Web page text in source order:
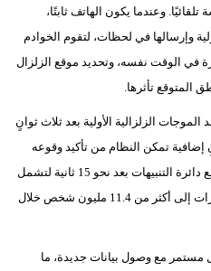
وعندما يكون الهاتف ثابتًا،
وإرسالها في لحظات، لتقوم الخوادم
في الوقت نفسه، وتحديد موقع الزلزال
المتوقع تأثرها.
الزلزالية الأولية بعد ثلاث ثوانٍ
تمكن النظام من تأكيد وقوعه
وإرسال أولى التحذيرات، قبل أن تتوسع دائرة التنبيهات بعد نحو 15 ثانية لتشمل
العاصمة كاراكاس، فيما وصلت التحذيرات إلى أكثر من 11.4 مليون شخص خلال
مستمر مع وصول بيانات جديدة، ما